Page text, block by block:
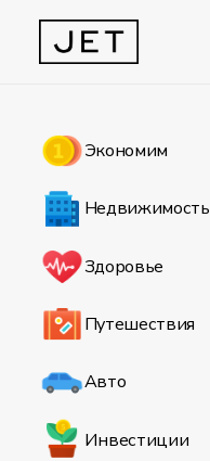
Экономим
Недвижимость
Здоровье
Путешествия
Авто
Инвестиции